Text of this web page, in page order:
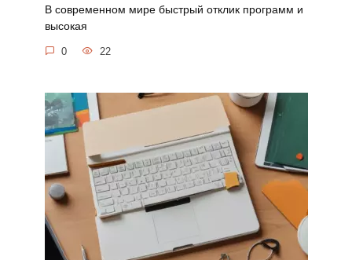
В современном мире быстрый отклик программ и
высокая
0 22